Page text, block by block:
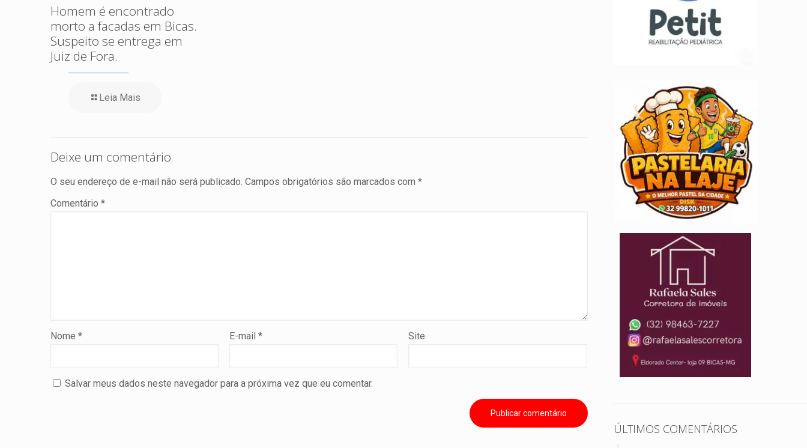
Homem é encontrado
morto a facadas em Bicas.
Suspeito se entrega em
Juiz de Fora.
Leia Mais
Deixe um comentário
O seu endereço de e-mail não será publicado. Campos obrigatórios são marcados com *
Comentário *
Nome * E-mail* Site
Salvar meus dados neste navegador para a próxima vez que eu comentar.
ÚLTIMOS COMENTÁRIOS